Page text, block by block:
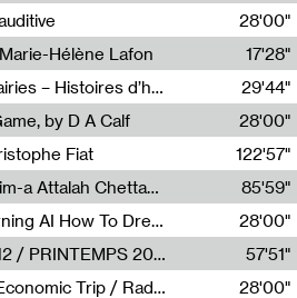
28'00"
Hélène Lafon
Hélène Lafon
17'28"
Paysages animés #3 : Prairies – Histoires d’herbes et d’humains
29'44"
by D A Calf
28'00"
Fiat
122'57"
Formule Magique #3 : Selim-a Attalah Chettaoui
Chettaoui
85'59"
Radia Show #1103 : “Learning AI How To Dream” by Sebastian Dingens (Radio Campus Bruxelles)
28'00"
LA PYRAMIDE DE BOIS 12 / PRINTEMPS 2026
57'51"
Radia Show #1102 : The Economic Trip / Radio Grenouille
28'00"